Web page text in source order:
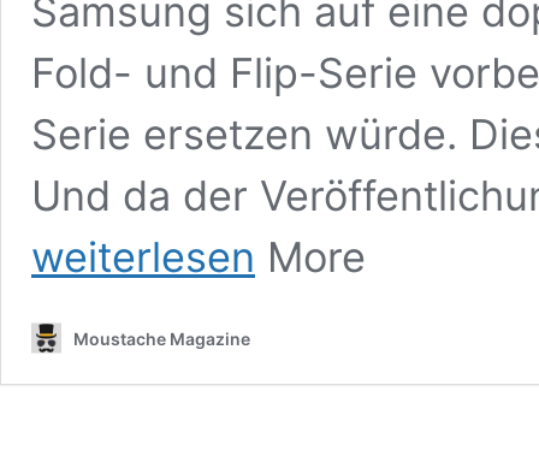
Samsung sich auf eine
Fold- und Flip-Serie
Serie ersetzen würde.
Und da der
weiterlesen More
Moustache Magazine